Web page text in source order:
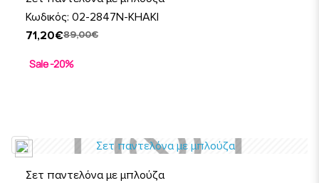
Κωδικός: 02-2847N-KHAKI
71,20€89,00€
Sale -20%
Σετ παντελόνα με μπλούζα